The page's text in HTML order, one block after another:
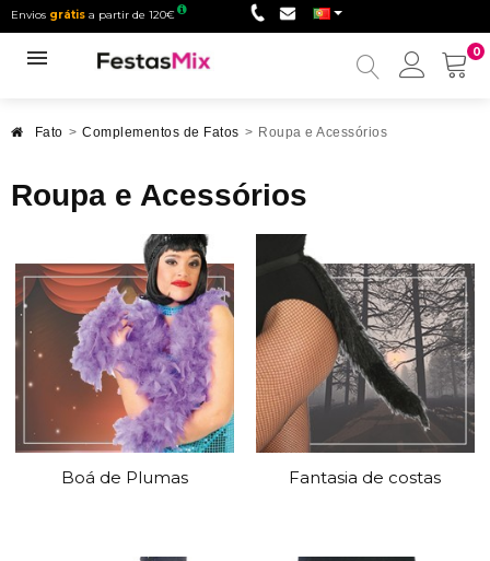
Envios grátis a partir de 120€
0
Minha
Fato > Complementos de Fatos > Roupa e Acessórios
Roupa e Acessórios
Boá de Plumas Fantasia de costas